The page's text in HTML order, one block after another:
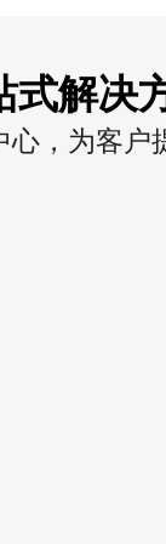
式解决
，为客户